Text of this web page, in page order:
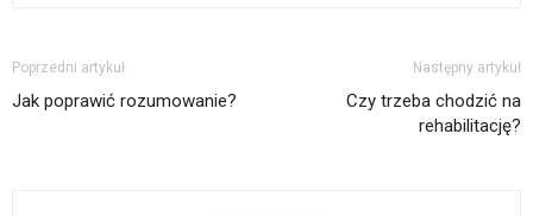
Poprzedni artykuł
Jak poprawić rozumowanie?
Następny artykuł
Czy trzeba chodzić na
rehabilitację?